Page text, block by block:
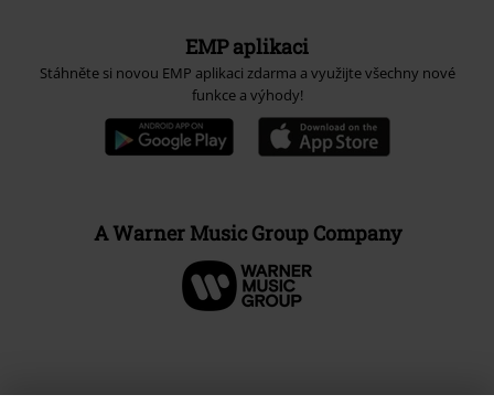
EMP aplikaci
Stáhněte si novou EMP aplikaci zdarma a využijte všechny nové
funkce a výhody!
A Warner Music Group Company